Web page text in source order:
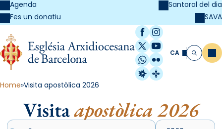
Agenda
Fes un donatiu
Santoral del dia
SAVA
Facebook
Instagram
X / Twitter
YouTube
WhatsApp
Flickr
Radio Estel
Catalunya
CA Cerca
Home Visita apostòlica 2026
Visitaapostòlica 2026